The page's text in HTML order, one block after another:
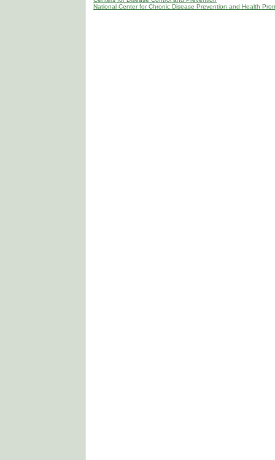
National Center for Chronic Disease Prevention and Health